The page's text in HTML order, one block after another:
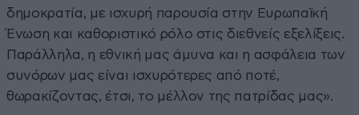
δημοκρατία, με ισχυρή παρουσία στην Ευρωπαϊκή
Ένωση και καθοριστικό ρόλο στις διεθνείς εξελίξεις.
Παράλληλα, η εθνική μας άμυνα και η ασφάλεια των
συνόρων μας είναι ισχυρότερες από ποτέ,
θωρακίζοντας, έτσι, το μέλλον της πατρίδας μας».